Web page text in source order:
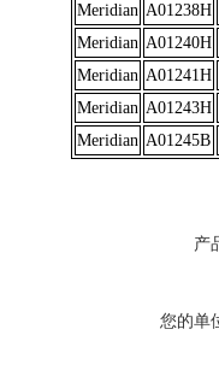
Meridian A01238H
Meridian A01240H
Meridian A01241H
Meridian A01243H
Meridian A01245B
产
您的单